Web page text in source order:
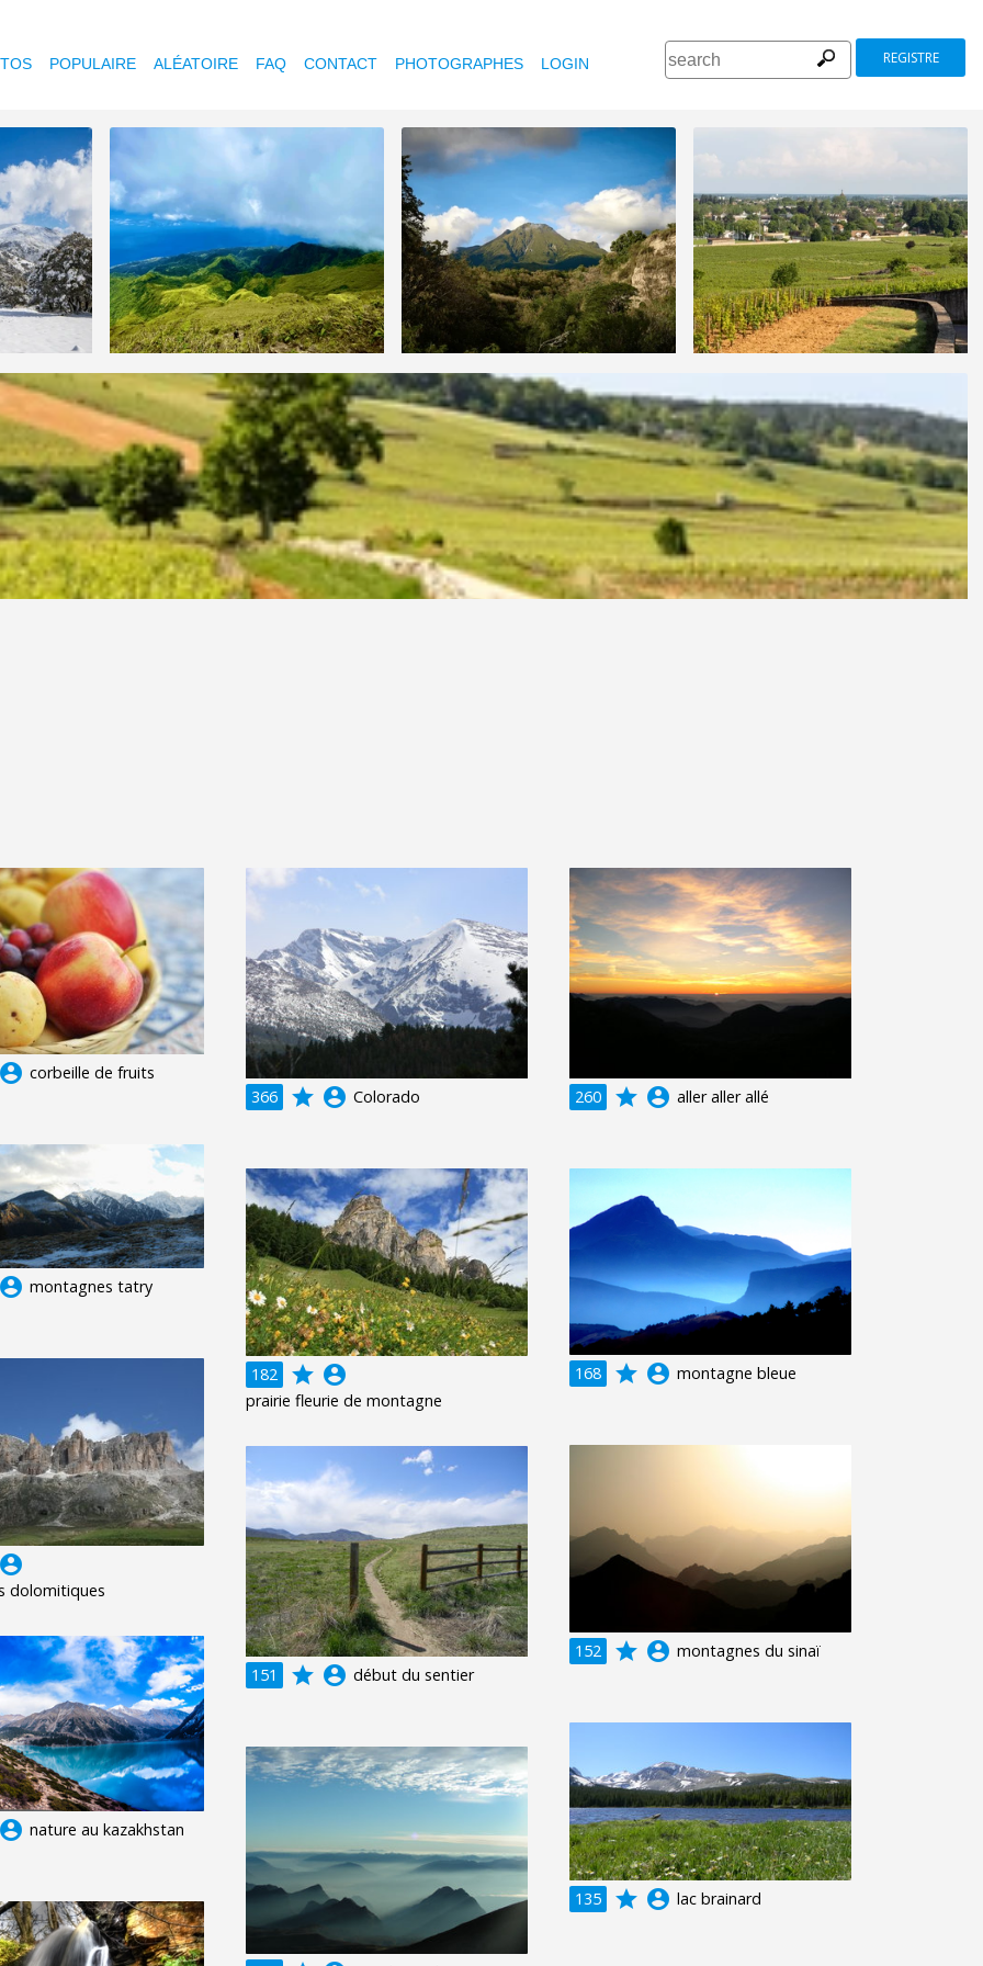
POPULAIRE ALÉATOIRE FAQ CONTACT PHOTOGRAPHES LOGIN REGISTRE
account_circle corbeille de fruits
366
grade account_circle Colorado 260 grade account_circle aller aller allé
account_circle montagnes tatry
182 grade account_circle
prairie fleurie de montagne
168 grade account_circle montagne bleue
account_circle
dolomitiques
152 grade account_circle montagnes du sinaï
151
grade account_circle début du sentier
account_circle nature au kazakhstan
135 grade account_circle lac brainard